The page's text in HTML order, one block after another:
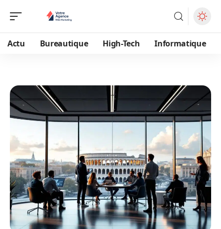
Actu Bureautique High-Tech Informatique